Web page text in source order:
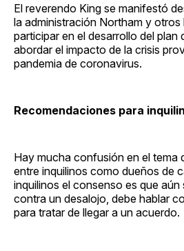
El reverendo King se manifestó
la administración Northam y otros
participar en el desarrollo del plan
abordar el impacto de la crisis
pandemia de coronavirus.
Recomendaciones para
Hay mucha confusión en el tema
entre inquilinos como dueños de
inquilinos el consenso es que aún
contra un desalojo, debe hablar
para tratar de llegar a un acuerdo.